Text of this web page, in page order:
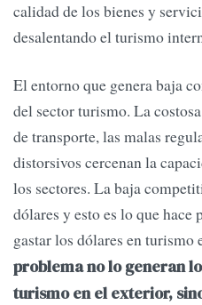
calidad de los bienes y
desalentando el turismo
El entorno que genera baja
del sector turismo. La
de transporte, las malas
distorsivos cercenan la
los sectores. La baja
dólares y esto es lo que
gastar los dólares en turismo
problema no lo generan
turismo en el exterior,